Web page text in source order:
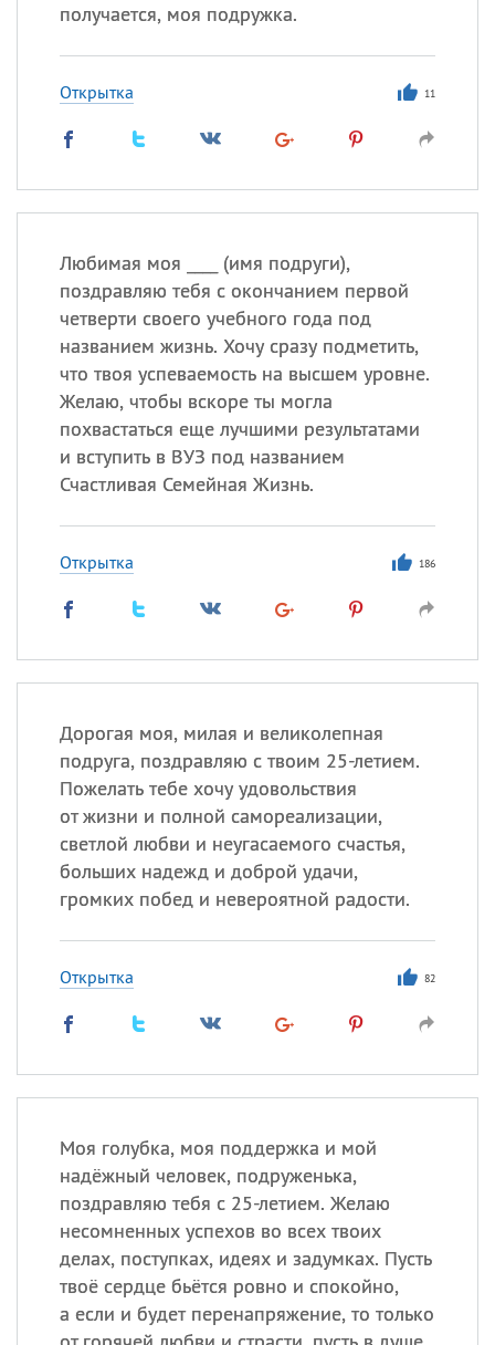
получается, моя подружка.
Открытка 11
Любимая моя ____ (имя подруги),
поздравляю тебя с окончанием первой
четверти своего учебного года под
названием жизнь. Хочу сразу подметить,
что твоя успеваемость на высшем уровне.
Желаю, чтобы вскоре ты могла
похвастаться еще лучшими результатами
и вступить в ВУЗ под названием
Счастливая Семейная Жизнь.
Открытка 186
Дорогая моя, милая и великолепная
подруга, поздравляю с твоим 25-летием.
Пожелать тебе хочу удовольствия
от жизни и полной самореализации,
светлой любви и неугасаемого счастья,
больших надежд и доброй удачи,
громких побед и невероятной радости.
Открытка 82
Моя голубка, моя поддержка и мой
надёжный человек, подруженька,
поздравляю тебя с 25-летием. Желаю
несомненных успехов во всех твоих
делах, поступках, идеях и задумках. Пусть
твоё сердце бьётся ровно и спокойно,
а если и будет перенапряжение, то только